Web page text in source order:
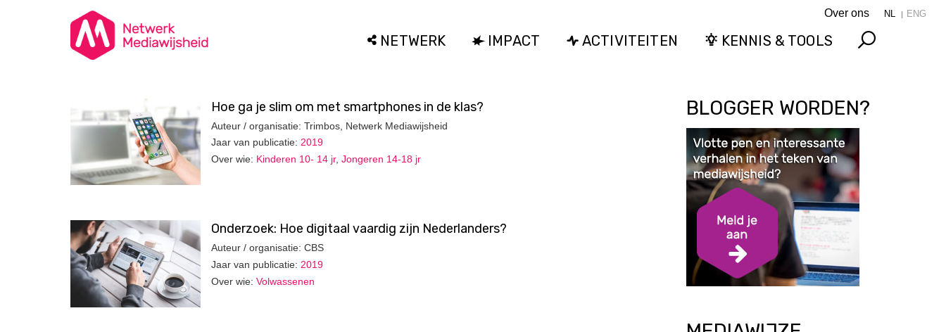
Over ons NL ENG
NETWERK IMPACT ACTIVITEITEN KENNIS & TOOLS
Hoe ga je slim om met smartphones in de klas?
Auteur / organisatie: Trimbos, Netwerk Mediawijsheid
Jaar van publicatie: 2019
Over wie: Kinderen 10- 14 jr, Jongeren 14-18 jr
Onderzoek: Hoe digitaal vaardig zijn Nederlanders?
Auteur / organisatie: CBS
Jaar van publicatie: 2019
Over wie: Volwassenen
BLOGGER WORDEN?